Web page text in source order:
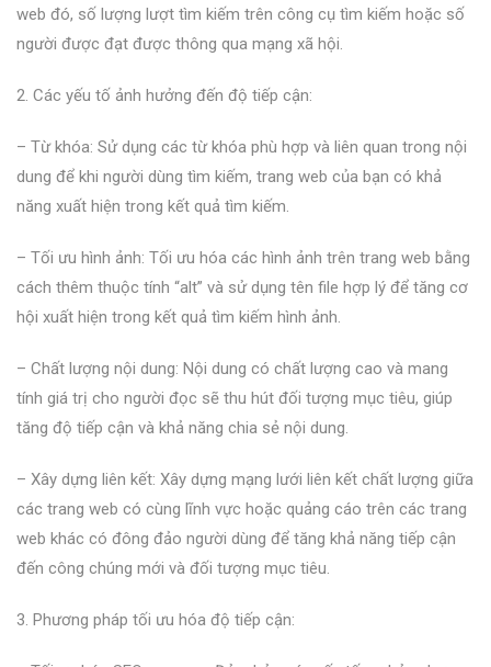
web đó, số lượng lượt tìm kiếm trên công cụ tìm kiếm hoặc số
người được đạt được thông qua mạng xã hội.
2. Các yếu tố ảnh hưởng đến độ tiếp cận:
– Từ khóa: Sử dụng các từ khóa phù hợp và liên quan trong nội
dung để khi người dùng tìm kiếm, trang web của bạn có khả
năng xuất hiện trong kết quả tìm kiếm.
– Tối ưu hình ảnh: Tối ưu hóa các hình ảnh trên trang web bằng
cách thêm thuộc tính “alt” và sử dụng tên file hợp lý để tăng cơ
hội xuất hiện trong kết quả tìm kiếm hình ảnh.
– Chất lượng nội dung: Nội dung có chất lượng cao và mang
tính giá trị cho người đọc sẽ thu hút đối tượng mục tiêu, giúp
tăng độ tiếp cận và khả năng chia sẻ nội dung.
– Xây dựng liên kết: Xây dựng mạng lưới liên kết chất lượng giữa
các trang web có cùng lĩnh vực hoặc quảng cáo trên các trang
web khác có đông đảo người dùng để tăng khả năng tiếp cận
đến công chúng mới và đối tượng mục tiêu.
3. Phương pháp tối ưu hóa độ tiếp cận: